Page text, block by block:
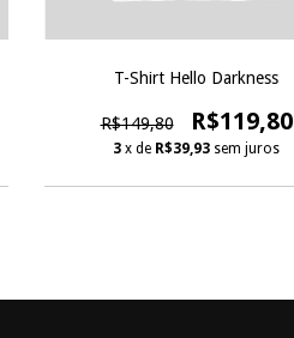
T-Shirt Hello Darkness
R$149,80 R$119,80
3 x de R$39,93 sem juros